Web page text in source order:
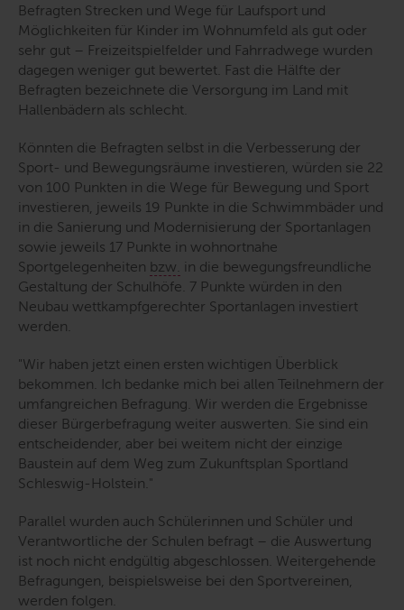
Befragten Strecken und Wege für Laufsport und
Möglichkeiten für Kinder im Wohnumfeld als gut oder
sehr gut – Freizeitspielfelder und Fahrradwege wurden
dagegen weniger gut bewertet. Fast die Hälfte der
Befragten bezeichnete die Versorgung im Land mit
Hallenbädern als schlecht.
Könnten die Befragten selbst in die Verbesserung der
Sport- und Bewegungsräume investieren, würden sie 22
von 100 Punkten in die Wege für Bewegung und Sport
investieren, jeweils 19 Punkte in die Schwimmbäder und
in die Sanierung und Modernisierung der Sportanlagen
sowie jeweils 17 Punkte in wohnortnahe
Sportgelegenheiten bzw. in die bewegungsfreundliche
Gestaltung der Schulhöfe. 7 Punkte würden in den
Neubau wettkampfgerechter Sportanlagen investiert
werden.
"Wir haben jetzt einen ersten wichtigen Überblick
bekommen. Ich bedanke mich bei allen Teilnehmern der
umfangreichen Befragung. Wir werden die Ergebnisse
dieser Bürgerbefragung weiter auswerten. Sie sind ein
entscheidender, aber bei weitem nicht der einzige
Baustein auf dem Weg zum Zukunftsplan Sportland
Schleswig-Holstein."
Parallel wurden auch Schülerinnen und Schüler und
Verantwortliche der Schulen befragt – die Auswertung
ist noch nicht endgültig abgeschlossen. Weitergehende
Befragungen, beispielsweise bei den Sportvereinen,
werden folgen.